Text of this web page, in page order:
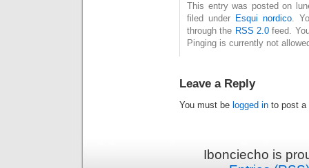
This entry was posted on
filed under Esqui nordico.
through the RSS 2.0 feed.
Pinging is currently not
Leave a Reply
You must be logged in to post a
Ibonciecho is